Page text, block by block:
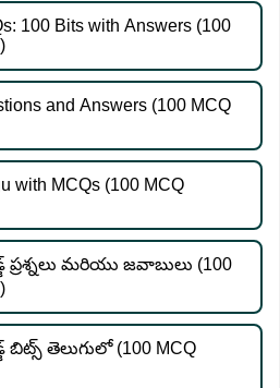
100 Bits with Answers (100
and Answers (100 MCQ
with MCQs (100 MCQ
ప్రశ్నలు మరియు జవాబులు (100
బిట్స్ తెలుగులో (100 MCQ